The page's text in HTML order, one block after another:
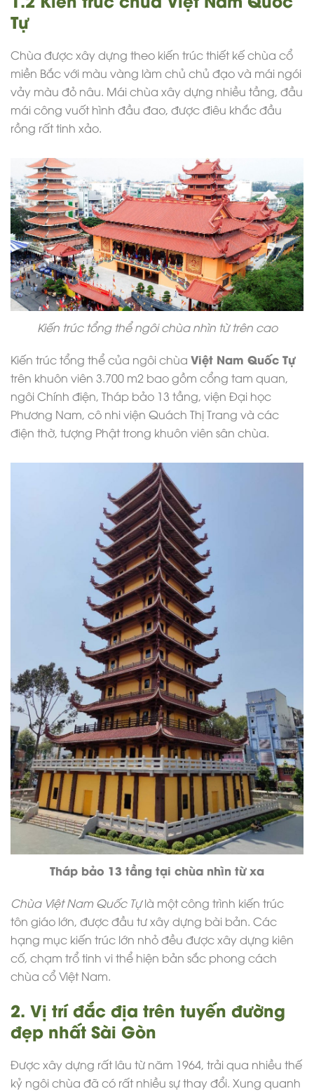
Tự
Chùa được xây dựng theo kiến trúcthiết kế chùa cổ
miền Bắc với màu vàng làm chủ chủ đạo và mái ngói
vảy màu đỏ nâu. Mái chùa xây dựng nhiều tầng, đầu
mái công vuốt hình đầu đao, được điêu khắc đầu
rồng rất tinh xảo.
Kiến trúc tổng thể ngôi chùa nhìn từ trên cao
Kiến trúc tổng thể của ngôi chùa Việt Nam Quốc Tự
trên khuôn viên 3.700 m2 bao gồm cổng tam quan,
ngôi Chính điện, Tháp bảo 13 tầng, viện Đại học
Phương Nam, cô nhi viện Quách Thị Trang và các
điện thờ, tượng Phật trong khuôn viên sân chùa.
Tháp bảo 13 tầng tại chùa nhìn từ xa
Chùa Việt Nam Quốc Tựlà một công trình kiến trúc
tôn giáo lớn, được đầu tư xây dựng bài bản. Các
hạng mục kiến trúc lớn nhỏ đều được xây dựng kiên
cố, chạm trổ tinh vi thể hiện bản sắc phong cách
chùa cổ Việt Nam.
2. Vị trí đắc địa trên tuyến đường
đẹp nhất Sài Gòn
Được xây dựng rất lâu từ năm 1964, trải qua nhiều thế
kỷ ngôi chùa đã có rất nhiều sự thay đổi. Xung quanh